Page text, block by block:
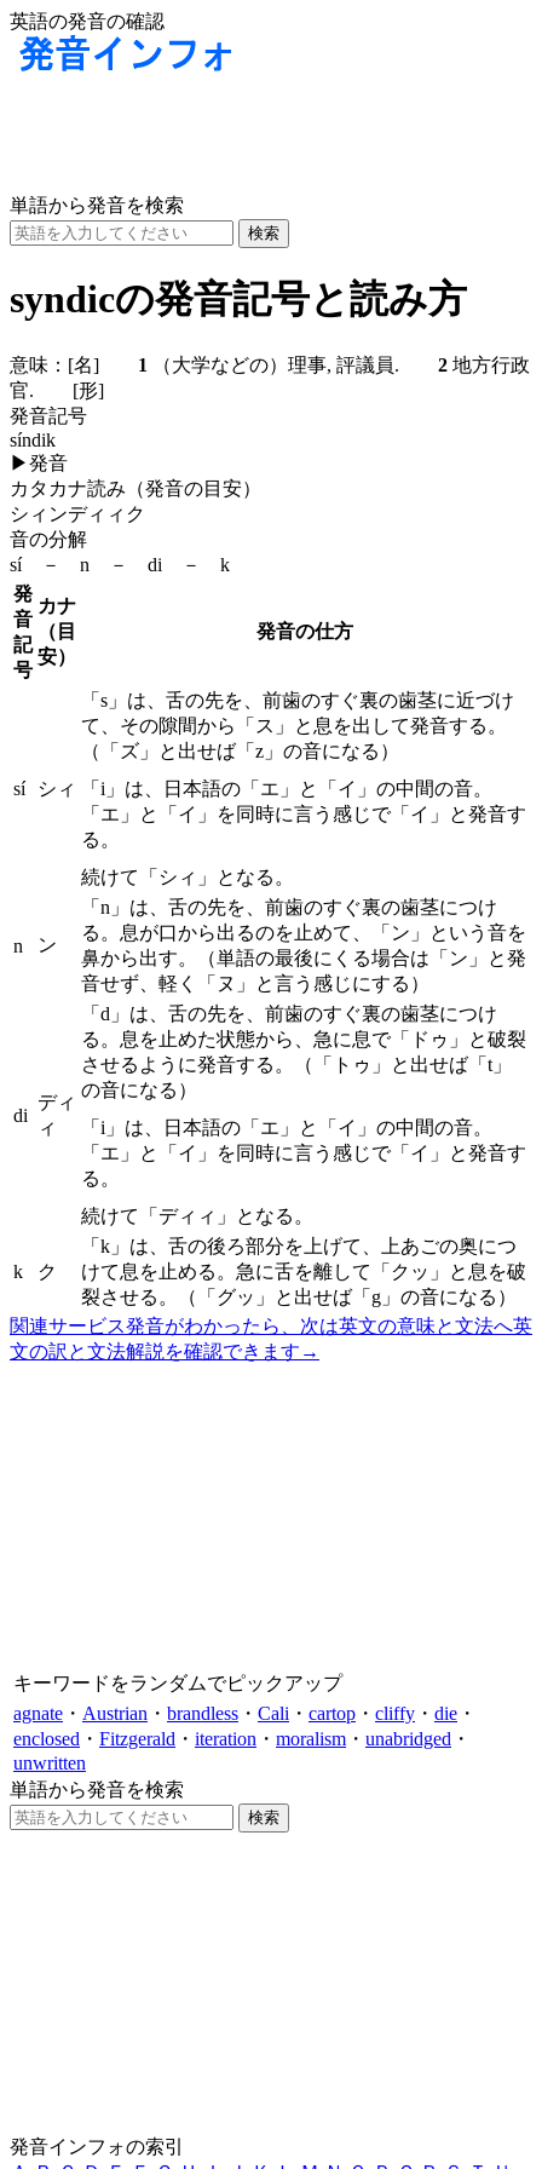
英語の発音の確認
単語から発音を検索
syndicの発音記号と読み方
意味： [名] 1 （大学などの）理事, 評議員. 2 地方行政
官. [形]
発音記号
síndik
▶発音
カタカナ読み（発音の目安）
シィンディィク
音の分解
sí － n － di － k
発
音
記
号
カナ
（目
安）
発音の仕方
sí シィ
「s」は、舌の先を、前歯のすぐ裏の歯茎に近づけ
て、その隙間から「ス」と息を出して発音する。
（「ズ」と出せば「z」の音になる）
「i」は、日本語の「エ」と「イ」の中間の音。
「エ」と「イ」を同時に言う感じで「イ」と発音す
る。
続けて「シィ」となる。
n ン
「n」は、舌の先を、前歯のすぐ裏の歯茎につけ
る。息が口から出るのを止めて、「ン」という音を
鼻から出す。（単語の最後にくる場合は「ン」と発
音せず、軽く「ヌ」と言う感じにする）
di
ディ
ィ
「d」は、舌の先を、前歯のすぐ裏の歯茎につけ
る。息を止めた状態から、急に息で「ドゥ」と破裂
させるように発音する。（「トゥ」と出せば「t」
の音になる）
「i」は、日本語の「エ」と「イ」の中間の音。
「エ」と「イ」を同時に言う感じで「イ」と発音す
る。
続けて「ディィ」となる。
k ク
「k」は、舌の後ろ部分を上げて、上あごの奥につ
けて息を止める。急に舌を離して「クッ」と息を破
裂させる。（「グッ」と出せば「g」の音になる）
関連サービス発音がわかったら、次は英文の意味と文法へ英
文の訳と文法解説を確認できます →
キーワードをランダムでピックアップ
agnate ・ Austrian ・ brandless ・ Cali ・ cartop ・ cliffy ・ die ・
enclosed ・ Fitzgerald ・ iteration ・ moralism ・ unabridged ・
unwritten
単語から発音を検索
発音インフォの索引